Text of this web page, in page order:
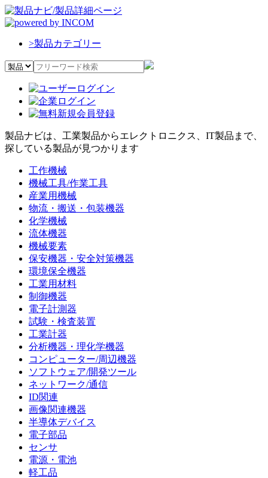
>製品カテゴリー
製品ナビは、工業製品からエレクトロニクス、IT製品まで、
探している製品が見つかります
工作機械
機械工具/作業工具
産業用機械
物流・搬送・包装機器
化学機械
流体機器
機械要素
保安機器・安全対策機器
環境保全機器
工業用材料
制御機器
電子計測器
試験・検査装置
工業計器
分析機器・理化学機器
コンピューター/周辺機器
ソフトウェア/開発ツール
ネットワーク/通信
ID関連
画像関連機器
半導体デバイス
電子部品
センサ
電源・電池
軽工品